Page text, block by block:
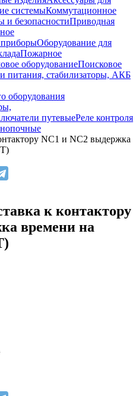
системыКоммутационное
и безопасностиПриводная
Оборудование для
Пожарное
оборудованиеПоисковое
питания, стабилизаторы, АКБ
оборудования
путевыеРеле контроля
NC1 и NC2 выдержка
к контактору
времени на